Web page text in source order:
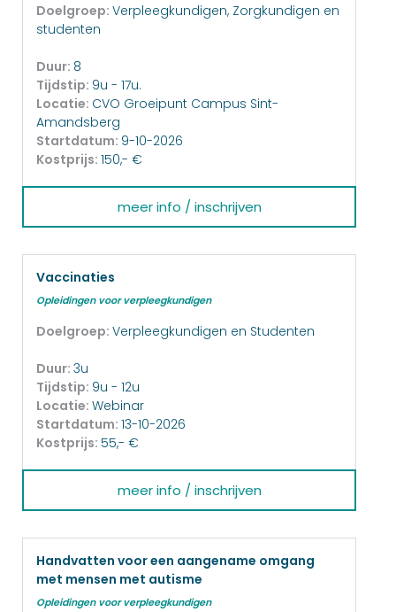
Doelgroep: Verpleegkundigen, Zorgkundigen en
studenten
Duur: 8
Tijdstip: 9u - 17u.
Locatie: CVO Groeipunt Campus Sint-
Amandsberg
Startdatum: 9-10-2026
Kostprijs: 150,- €
meer info / inschrijven
Vaccinaties
Opleidingen voor verpleegkundigen
Doelgroep: Verpleegkundigen en Studenten
Duur: 3u
Tijdstip: 9u - 12u
Locatie: Webinar
Startdatum: 13-10-2026
Kostprijs: 55,- €
meer info / inschrijven
Handvatten voor een aangename omgang
met mensen met autisme
Opleidingen voor verpleegkundigen